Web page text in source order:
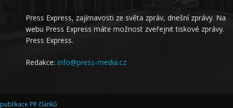
Press Express, zajímavosti ze světa zpráv, dnešní zprávy. Na
webu Press Express máte možnost zveřejnit tiskové zprávy.
Press Express.
Redakce: info@press-media.cz
publikace PR článků